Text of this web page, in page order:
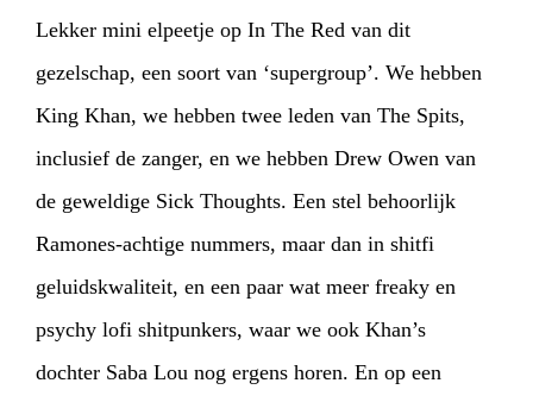
Lekker mini elpeetje op In The Red van dit
gezelschap, een soort van ‘supergroup’. We hebben
King Khan, we hebben twee leden van The Spits,
inclusief de zanger, en we hebben Drew Owen van
de geweldige Sick Thoughts. Een stel behoorlijk
Ramones-achtige nummers, maar dan in shitfi
geluidskwaliteit, en een paar wat meer freaky en
psychy lofi shitpunkers, waar we ook Khan’s
dochter Saba Lou nog ergens horen. En op een